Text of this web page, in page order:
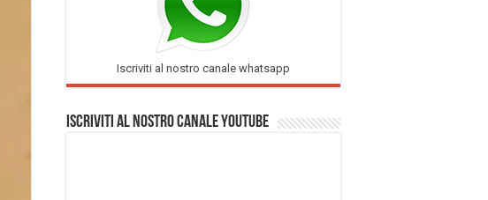
Iscriviti al nostro canale whatsapp
Iscriviti al nostro Canale Youtube